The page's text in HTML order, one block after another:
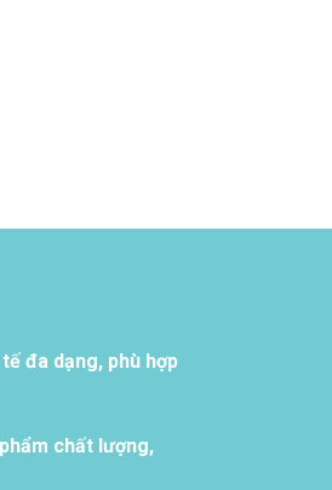
đa dạng, phù hợp
chất lượng,